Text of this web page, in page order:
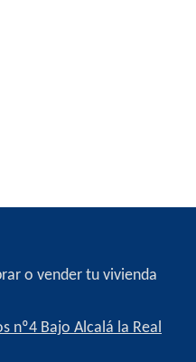
o vender tu vivienda
nº4 Bajo Alcalá la Real